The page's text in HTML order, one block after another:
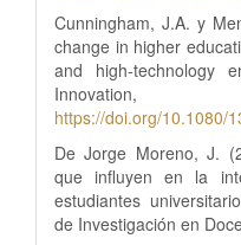
Cunningham, J.A. y
change in higher
and high-technology
Innovation,
https://doi.org/10.1080/
De Jorge Moreno, J.
que influyen en la
estudiantes
de Investigación en